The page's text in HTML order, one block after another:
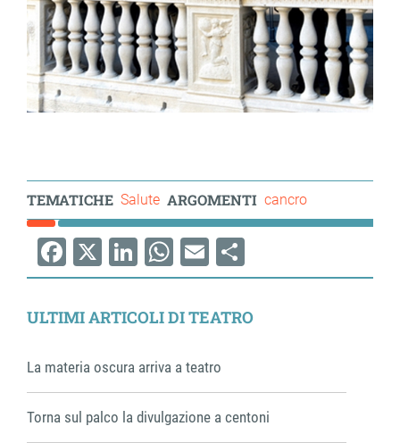
TEMATICHE Salute ARGOMENTI cancro
Facebook
X LinkedIn
WhatsApp
EmailShare
ULTIMI ARTICOLI DI TEATRO
La materia oscura arriva a teatro
Torna sul palco la divulgazione a centoni